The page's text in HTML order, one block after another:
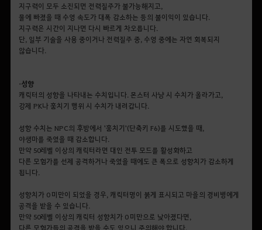
지구력이 모두 소진되면 전력질주가 불가능해지고,
물에 빠졌을 때 수영 속도가 대폭 감소하는 등의 불이익이 있습니다.
지구력은 시간이 지나면 다시 빠르게 차오릅니다.
단, 일부 기술을 사용 중이거나 전력질주 중, 수영 중에는 자연 회복되지
않습니다.
• 성향
캐릭터의 성향을 나타내는 수치입니다. 몬스터 사냥 시 수치가 올라가고,
강제 PK나 훔치기 행위 시 수치가 내려갑니다.
성향 수치는 NPC의 후방에서 '훔치기'(단축키 F6)를 시도했을 때,
야생마를 죽였을 때 감소합니다.
만약 50레벨 이상의 캐릭터라면 대인 전투 모드를 활성화하고
다른 모험가를 선제 공격하거나 죽였을 때에도 큰 폭으로 성향치가 감소하게
됩니다.
성향치가 0 미만이 되었을 경우, 캐릭터명이 붉게 표시되고 마을의 경비병에게
공격을 받을 수 있습니다.
만약 50레벨 이상의 캐릭터 성향치가 0 미만으로 낮아졌다면,
다른 모험가들의 공격을 받을 수도 있으니 주의해야 합니다.